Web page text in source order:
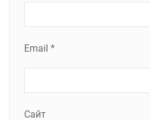
Email *
Сайт